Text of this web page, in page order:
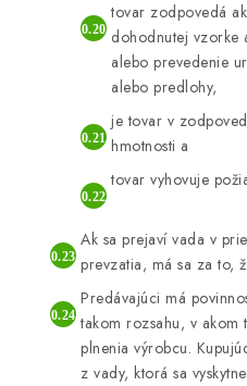
tovar zodpovedá
dohodnutej vzorke
alebo prevedenie
alebo predlohy,
je tovar v
hmotnosti a
tovar vyhovuje
Ak sa prejaví vada v
prevzatia, má sa za to,
Predávajúci má
takom rozsahu, v akom
plnenia výrobcu.
z vady, ktorá sa